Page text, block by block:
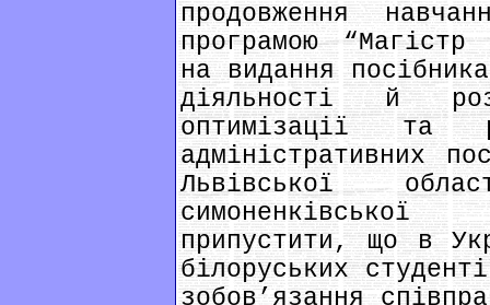
продовження
програмою “Магістр
на видання
діяльності й
оптимізації та
адміністративних
Львівської
припустити, що в
білоруських
зобов’язання